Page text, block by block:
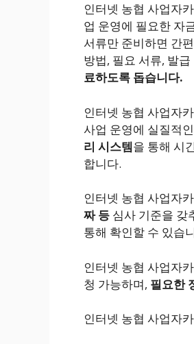
인터넷 농협 사업자
업 운영에 필요한 자
서류만 준비하면 간
방법, 필요 서류, 발
료하도록 돕습니다.
인터넷 농협 사업자
사업 운영에 실질적
리 시스템을 통해 시
합니다.
인터넷 농협 사업자
짜 등 심사 기준을 갖
통해 확인할 수 있습
인터넷 농협 사업자
청 가능하며, 필요한
인터넷 농협 사업자